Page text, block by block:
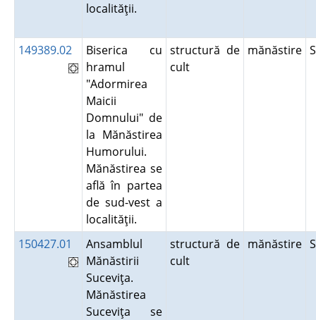
localităţii.
149389.02
Biserica cu
hramul
"Adormirea
Maicii
Domnului" de
la Mănăstirea
Humorului.
Mănăstirea se
află în partea
de sud-vest a
localităţii.
structură de
cult
mănăstire
150427.01
Ansamblul
Mănăstirii
Suceviţa.
Mănăstirea
Suceviţa se
structură de
cult
mănăstire